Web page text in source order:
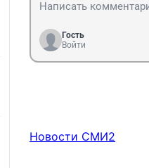
Гость
Войти
Новости СМИ2